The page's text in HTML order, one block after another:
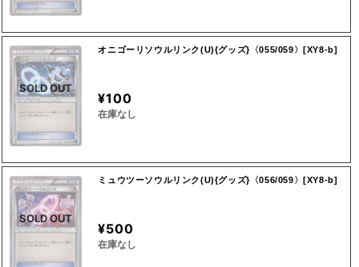
SOLD OUT
オニゴーリソウルリンク(U){グッズ}〈055/059〉[XY8-b]
¥100
在庫なし
SOLD OUT
ミュウツーソウルリンク(U){グッズ}〈056/059〉[XY8-b]
¥500
在庫なし